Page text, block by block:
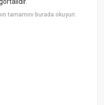
tamamını burada okuyun: